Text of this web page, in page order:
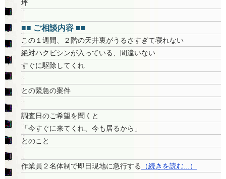
坪
■■ ご相談内容 ■■
この１週間、２階の天井裏がうるさすぎて寝れない
絶対ハクビシンが入っている、間違いない
すぐに駆除してくれ
との緊急の案件
調査日のご希望を聞くと
「今すぐに来てくれ、今も居るから」
とのこと
作業員２名体制で即日現地に急行する （続きを読む...）